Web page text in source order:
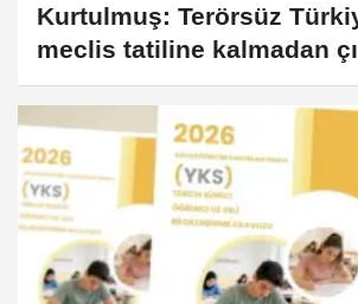
Kurtulmuş: Terörsüz
meclis tatiline kalmadan